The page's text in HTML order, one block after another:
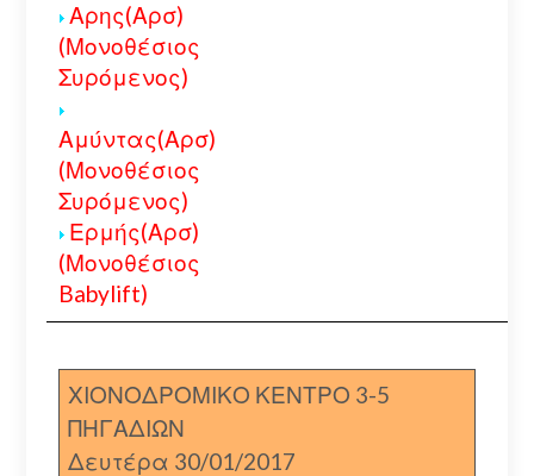
Αρης(Αρσ)
(Μονοθέσιος
Συρόμενος)
Αμύντας(Αρσ)
(Μονοθέσιος
Συρόμενος)
Ερμής(Αρσ)
(Μονοθέσιος
Babylift)
ΧΙΟΝΟΔΡΟΜΙΚΟ ΚΕΝΤΡΟ 3-5
ΠΗΓΑΔΙΩΝ
Δευτέρα 30/01/2017